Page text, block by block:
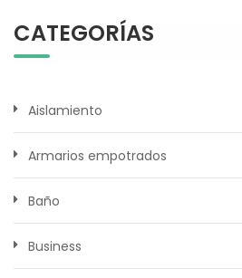
CATEGORÍAS
Aislamiento
Armarios empotrados
Baño
Business